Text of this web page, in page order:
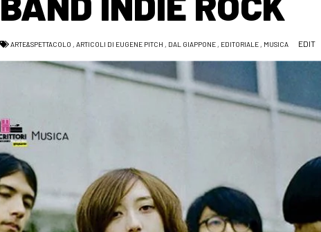
ARTE&SPETTACOLO , ARTICOLI DI EUGENE PITCH , DAL GIAPPONE, EDITORIALE, MUSICA EDIT